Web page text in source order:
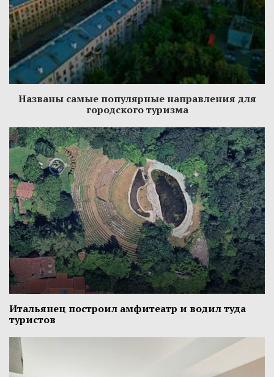
Названы самые популярные направления для
городского туризма
Итальянец построил амфитеатр и водил туда
туристов